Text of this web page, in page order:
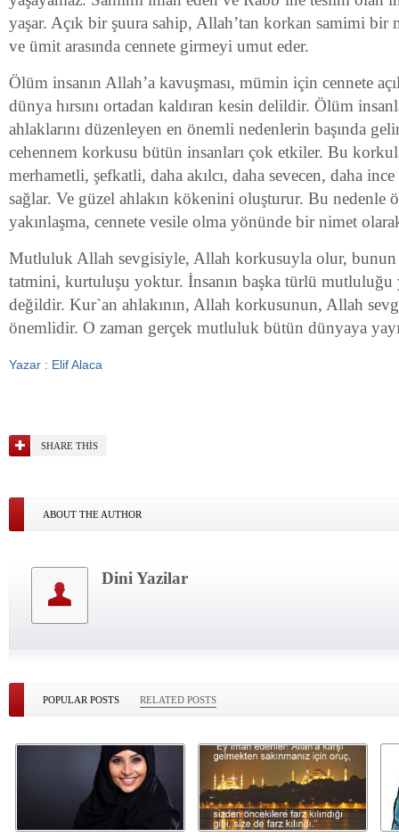
yaşar. Açık bir şuura sahip, Allah’tan korkan samimi bir
ve ümit arasında cennete girmeyi umut eder.
Ölüm insanın Allah’a kavuşması, mümin için cennete
dünya hırsını ortadan kaldıran kesin delildir. Ölüm
ahlaklarını düzenleyen en önemli nedenlerin başında
cehennem korkusu bütün insanları çok etkiler. Bu
merhametli, şefkatli, daha akılcı, daha sevecen, daha
sağlar. Ve güzel ahlakın kökenini oluşturur. Bu nedenle
yakınlaşma, cennete vesile olma yönünde bir nimet
Mutluluk Allah sevgisiyle, Allah korkusuyla olur, bunun
tatmini, kurtuluşu yoktur. İnsanın başka türlü mutluluğu
değildir. Kur`an ahlakının, Allah korkusunun, Allah
önemlidir. O zaman gerçek mutluluk bütün dünyaya
Yazar : Elif Alaca
SHARE THIS
ABOUT THE AUTHOR
Dini Yazilar
POPULAR POSTS RELATED POSTS